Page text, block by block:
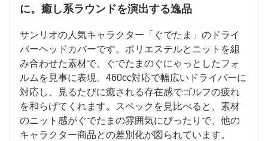
に。癒し系ラウンドを演出する逸品
サンリオの人気キャラクター「ぐでたま」のドライ
バーヘッドカバーです。ポリエステルとニットを組
み合わせた素材で、ぐでたまのぐにゃっとしたフォ
ルムを見事に表現。460cc対応で幅広いドライバーに
対応し、見るたびに癒される存在感でゴルフの疲れ
を和らげてくれます。スペックを見比べると、素材
のニット感がぐでたまの雰囲気にぴったりで、他の
キャラクター商品との差別化が図られています。